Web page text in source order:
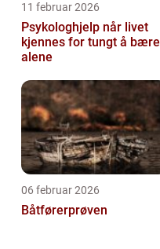
11 februar 2026
Psykologhjelp når livet
kjennes for tungt å bære
alene
06 februar 2026
Båtførerprøven